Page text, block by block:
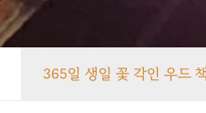
365일 생일 꽃 각인 우드